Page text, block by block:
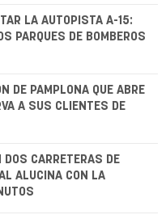
LA AUTOPISTA A-15:
PARQUES DE BOMBEROS
DE PAMPLONA QUE ABRE
A SUS CLIENTES DE
DOS CARRETERAS DE
ALUCINA CON LA